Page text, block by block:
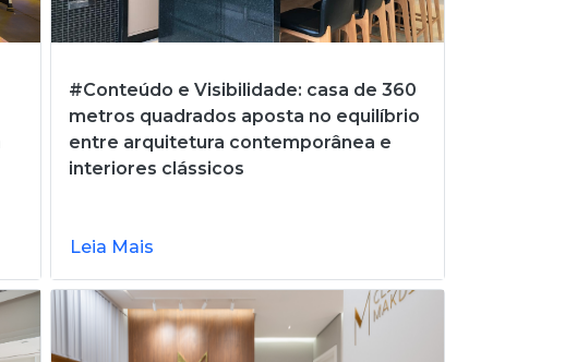
#Conteúdo e Visibilidade: casa de 360
metros quadrados aposta no equilíbrio
entre arquitetura contemporânea e
interiores clássicos
Leia Mais